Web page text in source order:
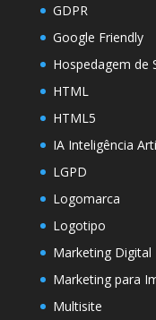
GDPR
Google Friendly
Hospedagem de
HTML
HTML5
IA Inteligência
LGPD
Logomarca
Logotipo
Marketing Digital
Marketing para
Multisite